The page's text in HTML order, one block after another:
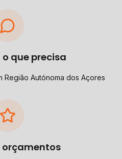
o que precisa
Região Autónoma dos Açores
orçamentos